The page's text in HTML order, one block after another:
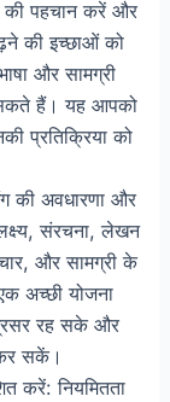
की पहचान करें और
की इच्छाओं को
और सामग्री
सकते हैं। यह आपको
प्रतिक्रिया को
की अवधारणा और
संरचना, लेखन
और सामग्री के
अच्छी योजना
रह सके और
सकें।
करें: नियमितता